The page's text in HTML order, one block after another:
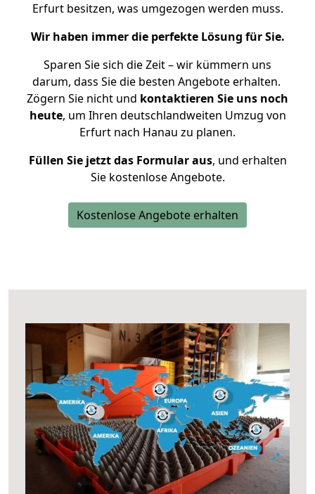
Erfurt besitzen, was umgezogen werden muss.
Wir haben immer die perfekte Lösung für Sie.
Sparen Sie sich die Zeit – wir kümmern uns
darum, dass Sie die besten Angebote erhalten.
Zögern Sie nicht und kontaktieren Sie uns noch
heute, um Ihren deutschlandweiten Umzug von
Erfurt nach Hanau zu planen.
Füllen Sie jetzt das Formular aus, und erhalten
Sie kostenlose Angebote.
Kostenlose Angebote erhalten